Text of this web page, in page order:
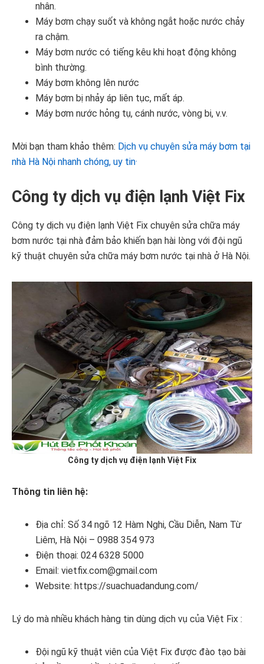
nhân.
Máy bơm chạy suốt và không ngắt hoặc nước chảy
ra chậm.
Máy bơm nước có tiếng kêu khi hoạt động không
bình thường.
Máy bơm không lên nước
Máy bơm bị nhảy áp liên tục, mất áp.
Máy bơm nước hỏng tụ, cánh nước, vòng bi, v.v.
Mời bạn tham khảo thêm: Dịch vụ chuyên sửa máy bơm tại
nhà Hà Nội nhanh chóng, uy tin·
Công ty dịch vụ điện lạnh Việt Fix
Công ty dịch vụ điện lạnh Việt Fix chuyên sửa chữa máy
bơm nước tại nhà đảm bảo khiến bạn hài lòng với đội ngũ
kỹ thuật chuyên sửa chữa máy bơm nước tại nhà ở Hà Nội.
Công ty dịch vụ điện lạnh Việt Fix
Thông tin liên hệ:
Địa chỉ: Số 34 ngõ 12 Hàm Nghi, Cầu Diễn, Nam Từ
Liêm, Hà Nội – 0988 354 973
Điện thoại: 024 6328 5000
Email: vietfix.com@gmail.com
Website: https://suachuadandung.com/
Lý do mà nhiều khách hàng tin dùng dịch vụ của Việt Fix :
Đội ngũ kỹ thuật viên của Việt Fix được đào tạo bài